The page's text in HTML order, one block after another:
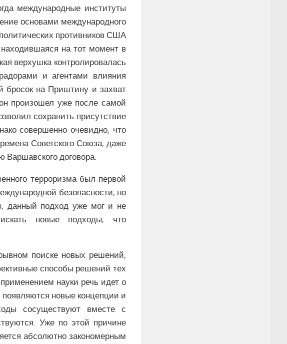
международные институты
основами международного
противников США
на тот момент в
верхушка контролировалась
и агентами влияния
бросок на Приштину и захват
произошел уже после самой
сохранить присутствие
совершенно очевидно, что
Советского Союза, даже
Варшавского договора.
терроризма был первой
безопасности, но
данный подход уже мог и не
новые подходы, что
поиске новых решений,
способы решений тех
науки речь идет о
новые концепции и
сосуществуют вместе с
Уже по этой причине
абсолютно закономерным